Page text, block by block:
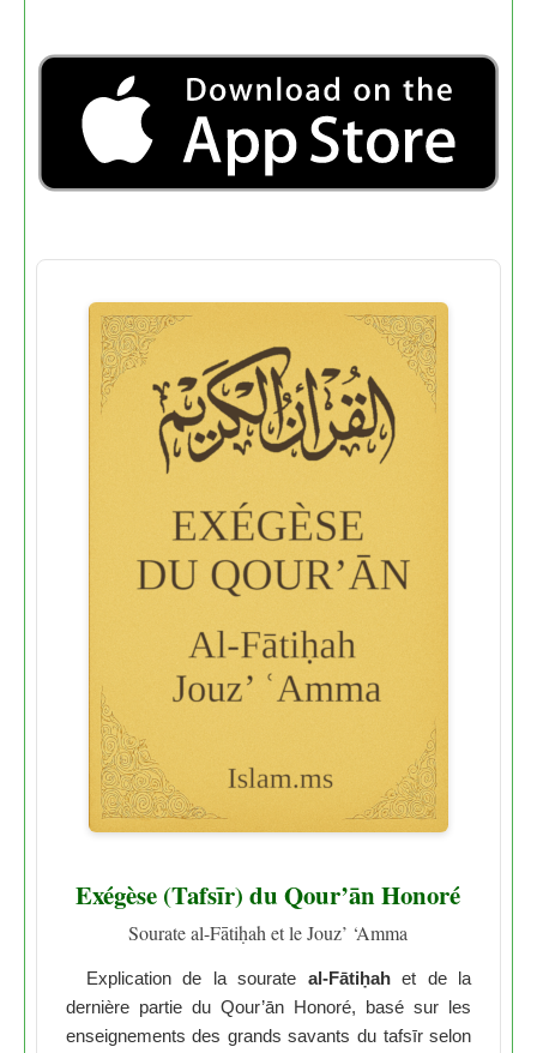
Exégèse (Tafsīr) du Qour’ān Honoré
Sourate al-Fātiḥah et le Jouz’ ‘Amma
Explication de la sourate al-Fātiḥahet de la
dernière partie du Qour’ān Honoré, basé sur les
enseignements des grands savants du tafsīr selon